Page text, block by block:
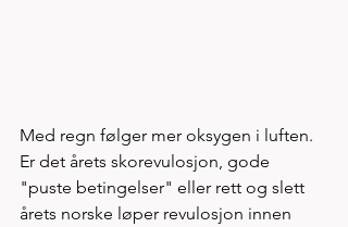
Med regn følger mer oksygen i luften.
Er det årets skorevulosjon, gode
"puste betingelser" eller rett og slett
årets norske løper revulosjon innen